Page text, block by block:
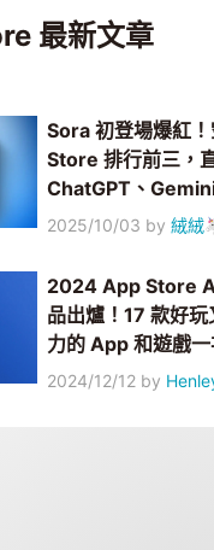
最新文章
Sora 初登場爆紅
Store 排行前三，
ChatGPT、
2025/10/03 by絨絨
2024 App Store
品出爐！17 款好
力的 App 和遊戲
2024/12/12 by